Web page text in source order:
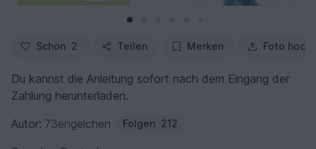
Schön 2 Teilen Merken Foto
Du kannst die Anleitung sofort nach dem Eingang der
Zahlung herunterladen.
Autor: 73engelchen Folgen 212